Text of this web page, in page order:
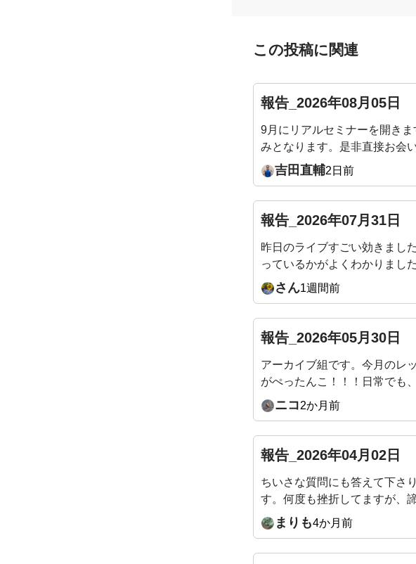
この投稿に関連
報告_2026年08月05日
9月にリアルセミナーを開き
みとなります。是非直接お会
格ワーク ― 加齢で潰れない身
10:00〜12:30／渋谷当日は会
※会員様はご優待価格となり
ただけます。(例：1,000Pで
吉田直輔2日前
報告_2026年07月31日
昨日のライブすごい効きまし
っているかがよくわかりまし
うにしぼられて、なかなか生
でした！またアーカイブを見
さん1週間前
報告_2026年05月30日
アーカイブ組です。今月のレ
がぺったんこ！！！日常でも
になってきて嬉しいです。来
です！
ニコ2か月前
報告_2026年04月02日
ちいさな質問にも答えて下さ
す。何度も挫折してますが、
います。お人柄もお手本です🍀
まりも4か月前